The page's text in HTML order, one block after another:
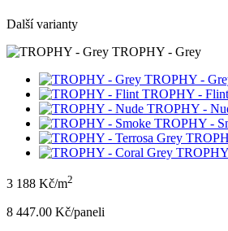
Další varianty
TROPHY - Grey
TROPHY -
TROPHY - Flint
TROPHY -
TROPHY -
3 188 Kč/m2
8 447.00 Kč/paneli